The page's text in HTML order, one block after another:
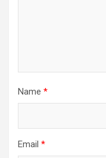
Name *
Email *